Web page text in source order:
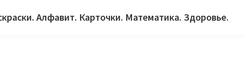
Алфавит. Карточки. Математика. Здоровье.